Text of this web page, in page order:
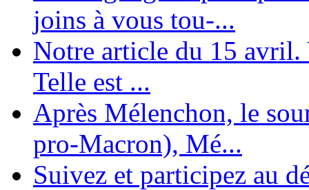
joins à vous tou-...
Notre article du 15 avril.
Telle est ...
Après Mélenchon, le
pro-Macron), Mé...
Suivez et participez au